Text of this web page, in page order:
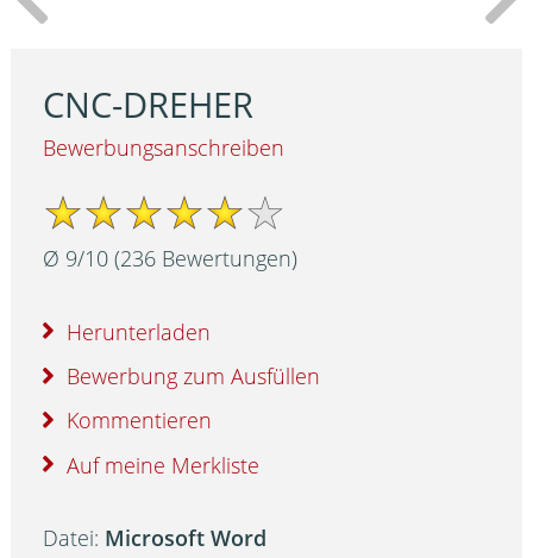
CNC-DREHER
Bewerbungsanschreiben
Ø 9/10 (236 Bewertungen)
Herunterladen
Bewerbung zum Ausfüllen
Kommentieren
Auf meine Merkliste
Datei: Microsoft Word